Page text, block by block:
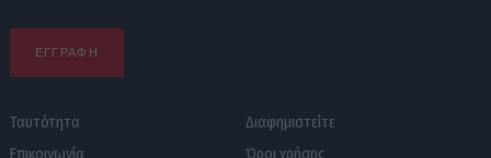
ΕΓΓΡΑΦΗ
Ταυτότητα
Διαφημιστείτε